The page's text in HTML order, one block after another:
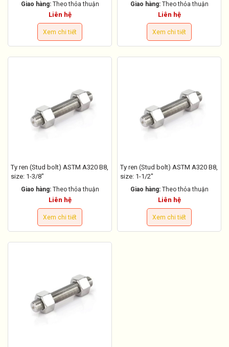
Giao hàng: Theo thỏa thuận
Liên hệ
Xem chi tiết
Giao hàng: Theo thỏa thuận
Liên hệ
Xem chi tiết
Ty ren (Stud bolt) ASTM A320 B8,
size: 1-3/8"
Giao hàng: Theo thỏa thuận
Liên hệ
Xem chi tiết
Ty ren (Stud bolt) ASTM A320 B8,
size: 1-1/2"
Giao hàng: Theo thỏa thuận
Liên hệ
Xem chi tiết